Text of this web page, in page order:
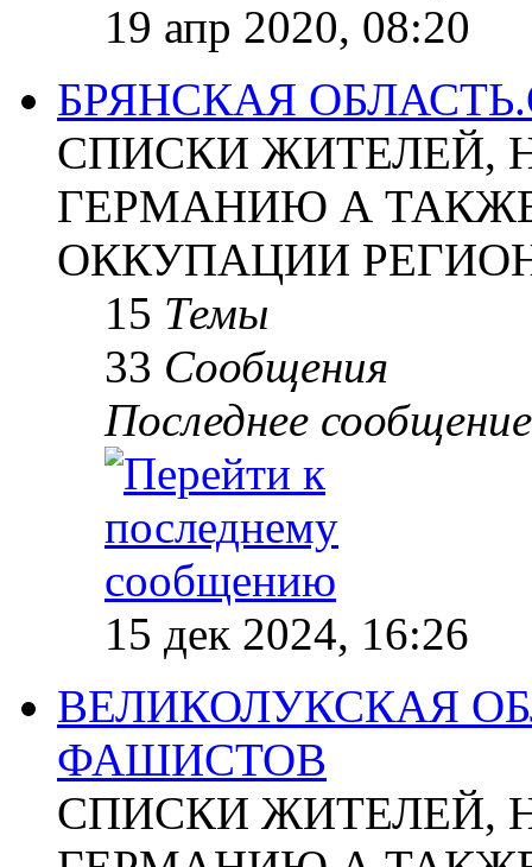
19 апр 2020, 08:20
БРЯНСКАЯ
СПИСКИ ЖИТЕЛЕЙ,
ГЕРМАНИЮ А
ОККУПАЦИИ
15 Темы
33 Сообщения
Последнее сообщение
15 дек 2024, 16:26
ВЕЛИКОЛУКСКАЯ
ФАШИСТОВ
СПИСКИ ЖИТЕЛЕЙ,